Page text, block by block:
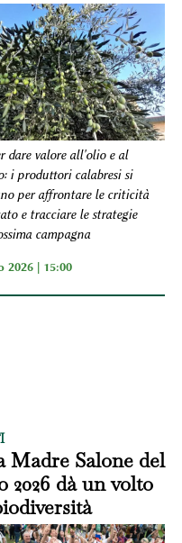
dare valore all'olio e al
i produttori calabresi si
per affrontare le criticità
e tracciare le strategie
campagna
2026 | 15:00
Madre Salone del
2026 dà un volto